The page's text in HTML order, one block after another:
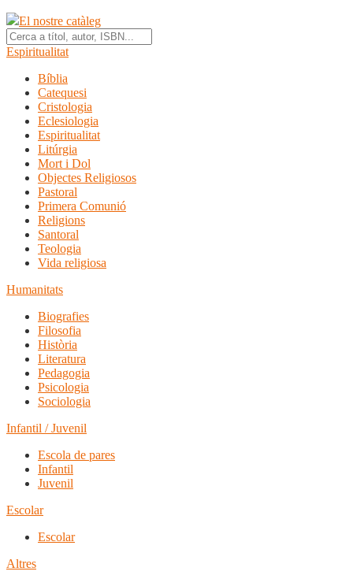
El nostre catàleg
Espiritualitat
Bíblia
Catequesi
Cristologia
Eclesiologia
Espiritualitat
Litúrgia
Mort i Dol
Objectes Religiosos
Pastoral
Primera Comunió
Religions
Santoral
Teologia
Vida religiosa
Humanitats
Biografies
Filosofia
Història
Literatura
Pedagogia
Psicologia
Sociologia
Infantil / Juvenil
Escola de pares
Infantil
Juvenil
Escolar
Escolar
Altres